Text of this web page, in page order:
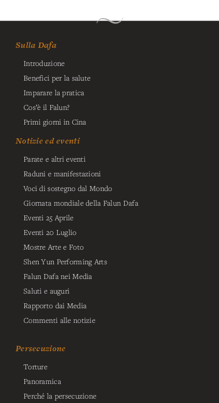
Sulla Dafa
Introduzione
Benefici per la salute
Imparare la pratica
Cos’è il Falun?
Primi giorni in Cina
Notizie ed eventi
Parate e altri eventi
Raduni e manifestazioni
Voci di sostegno dal Mondo
Giornata mondiale della Falun Dafa
Eventi 25 Aprile
Eventi 20 Luglio
Mostre Arte e Foto
Shen Yun Performing Arts
Falun Dafa nei Media
Saluti e auguri
Rapporto dai Media
Commenti alle notizie
Persecuzione
Torture
Panoramica
Perché la persecuzione